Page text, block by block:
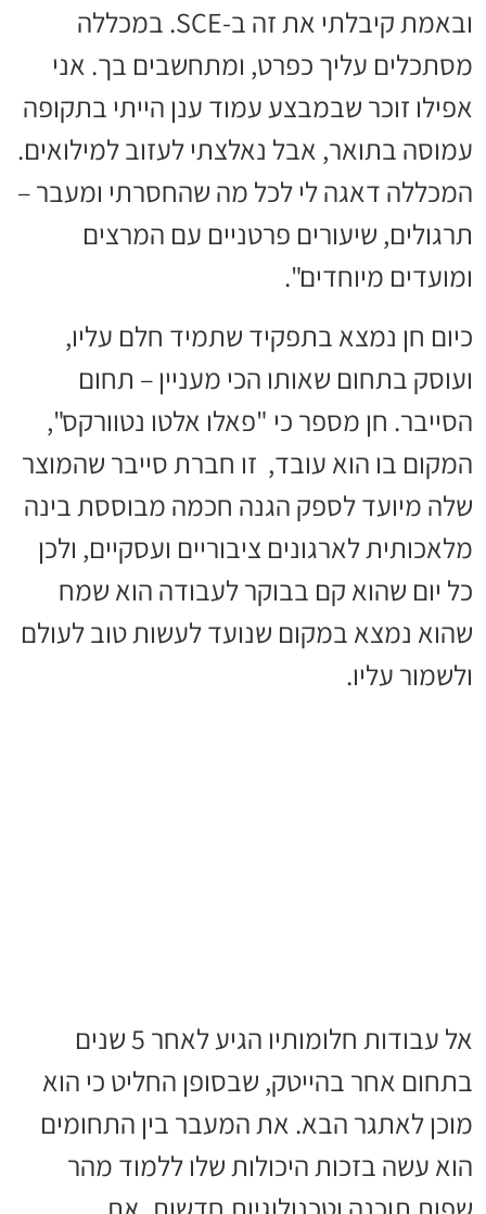
ובאמת קיבלתי את זה ב-SCE. במכללה
מסתכלים עליך כפרט, ומתחשבים בך. אני
אפילו זוכר שבמבצע עמוד ענן הייתי בתקופה
עמוסה בתואר, אבל נאלצתי לעזוב למילואים.
המכללה דאגה לי לכל מה שהחסרתי ומעבר –
תרגולים, שיעורים פרטניים עם המרצים
ומועדים מיוחדים".
כיום חן נמצא בתפקיד שתמיד חלם עליו,
ועוסק בתחום שאותו הכי מעניין – תחום
הסייבר. חן מספר כי "פאלו אלטו נטוורקס",
המקום בו הוא עובד, זו חברת סייבר שהמוצר
שלה מיועד לספק הגנה חכמה מבוססת בינה
מלאכותית לארגונים ציבוריים ועסקיים, ולכן
כל יום שהוא קם בבוקר לעבודה הוא שמח
שהוא נמצא במקום שנועד לעשות טוב לעולם
ולשמור עליו.
אל עבודות חלומותיו הגיע לאחר 5 שנים
בתחום אחר בהייטק, שבסופן החליט כי הוא
מוכן לאתגר הבא. את המעבר בין התחומים
הוא עשה בזכות היכולות שלו ללמוד מהר